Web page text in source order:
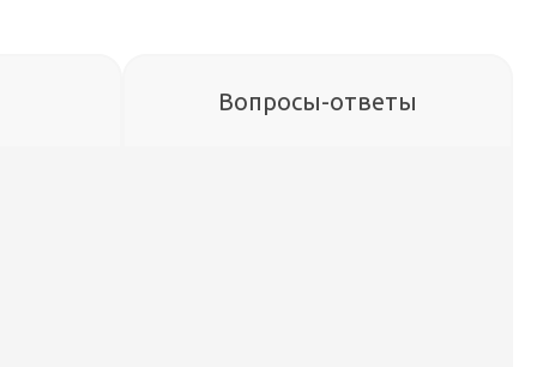
Вопросы-ответы